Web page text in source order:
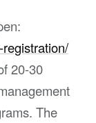
20-30
The